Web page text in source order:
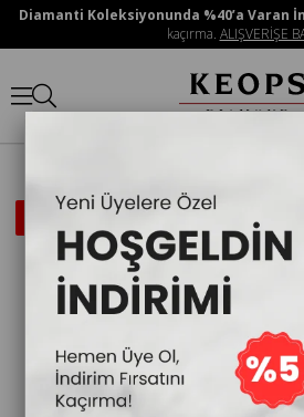
Diamanti Koleksiyonunda %40’a Varan
kaçırma. ALIŞVERİŞE
İNDIRIMLI